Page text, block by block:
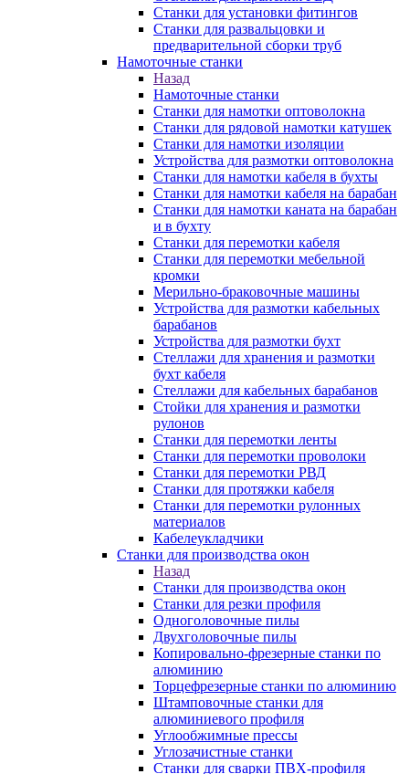
Станки для установки фитингов
Станки для развальцовки и
предварительной сборки труб
Намоточные станки
Назад
Намоточные станки
Станки для намотки оптоволокна
Станки для рядовой намотки катушек
Станки для намотки изоляции
Устройства для размотки оптоволокна
Станки для намотки кабеля в бухты
Станки для намотки кабеля на барабан
Станки для намотки каната на барабан
и в бухту
Станки для перемотки кабеля
Станки для перемотки мебельной
кромки
Мерильно-браковочные машины
Устройства для размотки кабельных
барабанов
Устройства для размотки бухт
Стеллажи для хранения и размотки
бухт кабеля
Стеллажи для кабельных барабанов
Стойки для хранения и размотки
рулонов
Станки для перемотки ленты
Станки для перемотки проволоки
Станки для перемотки РВД
Станки для протяжки кабеля
Станки для перемотки рулонных
материалов
Кабелеукладчики
Станки для производства окон
Назад
Станки для производства окон
Станки для резки профиля
Одноголовочные пилы
Двухголовочные пилы
Копировально-фрезерные станки по
алюминию
Торцефрезерные станки по алюминию
Штамповочные станки для
алюминиевого профиля
Углообжимные прессы
Углозачистные станки
Станки для сварки ПВХ-профиля